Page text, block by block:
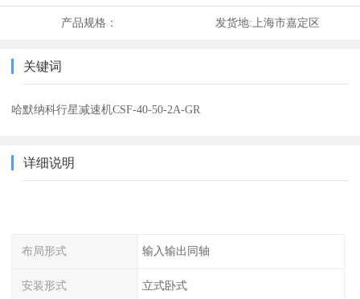
产品规格： 发货地: 上海市嘉定区
关键词
哈默纳科行星减速机CSF-40-50-2A-GR
详细说明
布局形式 输入输出同轴
安装形式 立式卧式